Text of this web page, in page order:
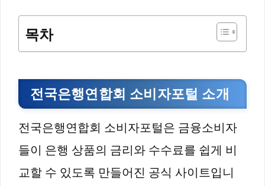
목차
전국은행연합회 소비자포털 소개
전국은행연합회 소비자포털은 금융소비자
들이 은행 상품의 금리와 수수료를 쉽게 비
교할 수 있도록 만들어진 공식 사이트입니